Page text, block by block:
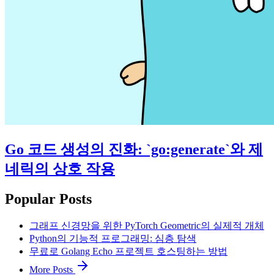
Go 코드 생성의 진화: `go:generate`와 제
네릭의 상호 작용
Popular Posts
그래프 신경망을 위한 PyTorch Geometric의 실제적 개체
Python의 기능적 프로그래밍: 심층 탐색
무료로 Golang Echo 프로젝트 호스팅하는 방법
More Posts